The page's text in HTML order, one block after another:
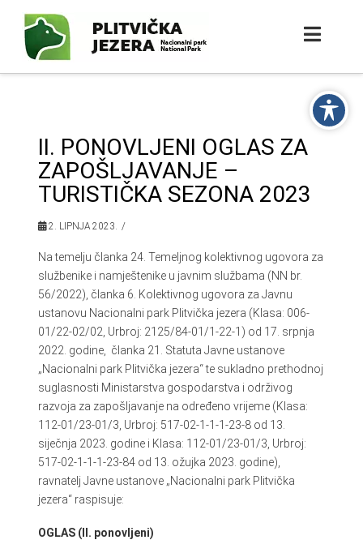
II. PONOVLJENI OGLAS ZA
ZAPOŠLJAVANJE –
TURISTIČKA SEZONA 2023
2. LIPNJA 2023.
Na temelju članka 24. Temeljnog kolektivnog ugovora za
službenike i namještenike u javnim službama (NN br.
56/2022), članka 6. Kolektivnog ugovora za Javnu
ustanovu Nacionalni park Plitvička jezera (Klasa: 006-
01/22-02/02, Urbroj: 2125/84-01/1-22-1) od 17. srpnja
2022. godine, članka 21. Statuta Javne ustanove
„Nacionalni park Plitvička jezera“ te sukladno prethodnoj
suglasnosti Ministarstva gospodarstva i održivog
razvoja za zapošljavanje na određeno vrijeme (Klasa:
112-01/23-01/3, Urbroj: 517-02-1-1-1-23-8 od 13.
siječnja 2023. godine i Klasa: 112-01/23-01/3, Urbroj:
517-02-1-1-1-23-84 od 13. ožujka 2023. godine),
ravnatelj Javne ustanove „Nacionalni park Plitvička
jezera“ raspisuje:
OGLAS (II. ponovljeni)